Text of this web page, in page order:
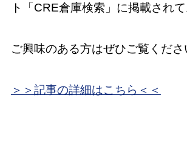
ト「CRE倉庫検索」に掲載されて
ご興味のある方はぜひご覧くださ
＞＞記事の詳細はこちら＜＜